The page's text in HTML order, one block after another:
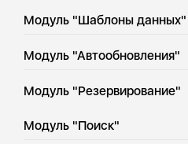
Модуль "Шаблоны данных"
Модуль "Автообновления"
Модуль "Резервирование"
Модуль "Поиск"